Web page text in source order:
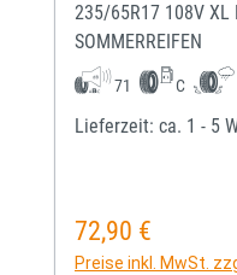
235/65R17 108V XL
SOMMERREIFEN
71 C
Lieferzeit: ca. 1 - 5
Regulärer Preis:
72,90 €
Preise inkl. MwSt.